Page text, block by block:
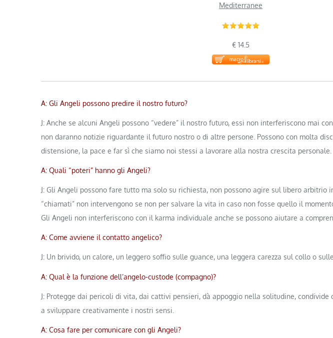
Mediterranee
€ 14.5
A: Gli Angeli possono predire il nostro futuro?
J: Anche se alcuni Angeli possono “vedere” il nostro futuro, essi non interferiscono mai
non daranno notizie riguardante il futuro nostro o di altre persone. Possono con molta
distensione, la pace e far sì che siamo noi stessi a lavorare alla nostra crescita personale.
A: Quali “poteri” hanno gli Angeli?
J: Gli Angeli possono fare tutto ma solo su richiesta, non possono agire sul libero arbitrio
“chiamati” non intervengono se non per salvare la vita in caso non fosse quello il
Gli Angeli non interferiscono con il karma individuale anche se possono aiutare a
A: Come avviene il contatto angelico?
J: Un brivido, un calore, un leggero soffio sulle guance, una leggera carezza sul collo o
A: Qual è la funzione dell’angelo-custode (compagno)?
J: Protegge dai pericoli di vita, dai cattivi pensieri, dà appoggio nella solitudine,
a sviluppare creativamente i nostri sensi.
A: Cosa fare per comunicare con gli Angeli?